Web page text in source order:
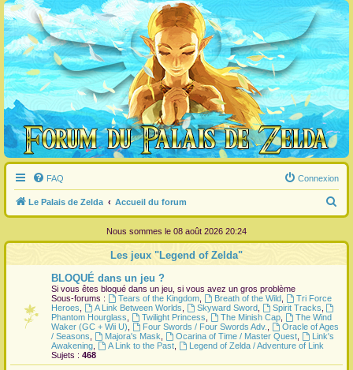
FAQ Connexion
Le Palais de Zelda Accueil du forum
e
c
Nous sommes le 08 août 2026 20:24
Les jeux "Legend of Zelda"
BLOQUÉ dans un jeu ?
Si vous êtes bloqué dans un jeu, si vous avez un gros problème
Sous-forums :
Tears of the Kingdom, Breath of the Wild,
Tri Force
Heroes
A Link Between Worlds Skyward Sword, Spirit Tracks
Phantom Hourglass
Twilight Princess The Minish Cap,
The Wind
Waker (GC + Wii U)
Four Swords / Four Swords Adv.
Oracle of Ages
/ Seasons
Majora's Mask Ocarina of Time / Master Quest,
Link's
Awakening
A Link to the Past,
Legend of Zelda / Adventure of Link
Sujets : 468